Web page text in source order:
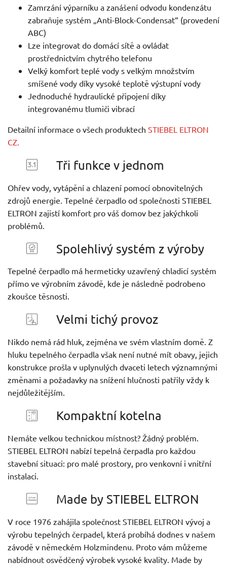
Zamrzání výparníku a zanášení odvodu kondenzátu
zabraňuje systém „Anti-Block-Condensat“ (provedení
ABC)
Lze integrovat do domácí sítě a ovládat
prostřednictvím chytrého telefonu
Velký komfort teplé vody s velkým množstvím
smíšené vody díky vysoké teplotě výstupní vody
Jednoduché hydraulické připojení díky
integrovanému tlumiči vibrací
Detailní informace o všech produktech STIEBEL ELTRON
CZ.
Tři funkce v jednom
Ohřev vody, vytápění a chlazení pomocí obnovitelných
zdrojů energie. Tepelné čerpadlo od společnosti STIEBEL
ELTRON zajistí komfort pro váš domov bez jakýchkoli
problémů.
Spolehlivý systém z výroby
Tepelné čerpadlo má hermeticky uzavřený chladicí systém
přímo ve výrobním závodě, kde je následně podrobeno
zkoušce těsnosti.
Velmi tichý provoz
Nikdo nemá rád hluk, zejména ve svém vlastním domě. Z
hluku tepelného čerpadla však není nutné mít obavy, jejich
konstrukce prošla v uplynulých dvaceti letech významnými
změnami a požadavky na snížení hlučnosti patřily vždy k
nejdůležitějším.
Kompaktní kotelna
Nemáte velkou technickou místnost? Žádný problém.
STIEBEL ELTRON nabízí tepelná čerpadla pro každou
stavební situaci: pro malé prostory, pro venkovní i vnitřní
instalaci.
Made by STIEBEL ELTRON
V roce 1976 zahájila společnost STIEBEL ELTRON vývoj a
výrobu tepelných čerpadel, která probíhá dodnes v našem
závodě v německém Holzmindenu. Proto vám můžeme
nabídnout osvědčený výrobek vysoké kvality. Made by